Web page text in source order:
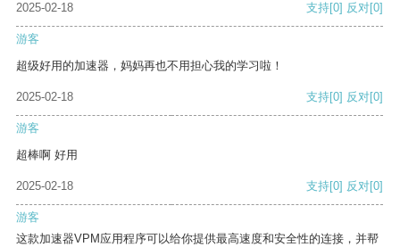
2025-02-18
支持[0] 反对[0]
游客
超级好用的加速器，妈妈再也不用担心我的学习啦！
2025-02-18 支持[0] 反对[0]
游客
超棒啊 好用
2025-02-18 支持[0] 反对[0]
游客
这款加速器VPM应用程序可以给你提供最高速度和安全性的连接，并帮